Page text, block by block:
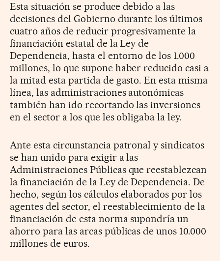
Esta situación se produce debido a las
decisiones del Gobierno durante los últimos
cuatro años de reducir progresivamente la
financiación estatal de la Ley de
Dependencia, hasta el entorno de los 1.000
millones, lo que supone haber reducido casi a
la mitad esta partida de gasto. En esta misma
línea, las administraciones autonómicas
también han ido recortando las inversiones
en el sector a los que les obligaba la ley.
Ante esta circunstancia patronal y sindicatos
se han unido para exigir a las
Administraciones Públicas que reestablezcan
la financiación de la Ley de Dependencia. De
hecho, según los cálculos elaborados por los
agentes del sector, el reestablecimiento de la
financiación de esta norma supondría un
ahorro para las arcas públicas de unos 10.000
millones de euros.